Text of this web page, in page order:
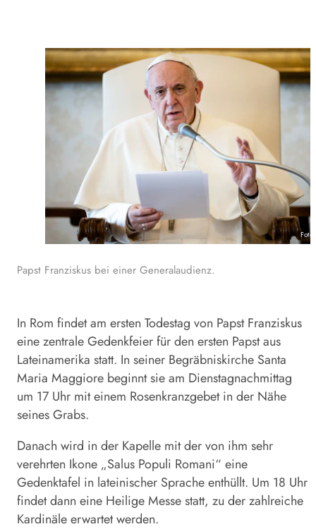
Papst Franziskus bei einer Generalaudienz.
In Rom findet am ersten Todestag von PapstFranziskus
eine zentrale Gedenkfeier für den ersten Papst aus
Lateinamerika statt. In seiner Begräbniskirche Santa
Maria Maggiore beginnt sie am Dienstagnachmittag
um 17 Uhr mit einem Rosenkranzgebet in der Nähe
seines Grabs.
Danach wird in der Kapelle mit der von ihm sehr
verehrten Ikone „Salus Populi Romani“ eine
Gedenktafel in lateinischer Sprache enthüllt. Um 18 Uhr
findet dann eine Heilige Messe statt, zu der zahlreiche
Kardinäle erwartet werden.